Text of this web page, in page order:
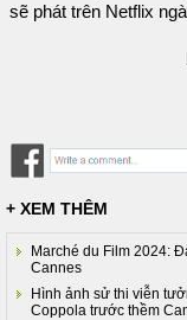
sẽ phát trên Netflix
+ XEM THÊM
Marché du Film 2024:
Cannes
Hình ảnh sử thi viễn
Coppola trước thềm